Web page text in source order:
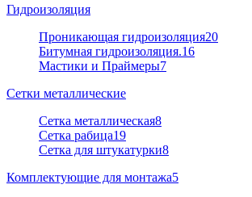
Гидроизоляция
Проникающая гидроизоляция20
Битумная гидроизоляция.16
Мастики и Праймеры7
Сетки металлические
Сетка металлическая8
Сетка рабица19
Сетка для штукатурки8
Комплектующие для монтажа5